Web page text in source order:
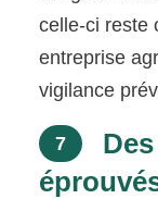
celle-ci reste
entreprise
vigilance
7